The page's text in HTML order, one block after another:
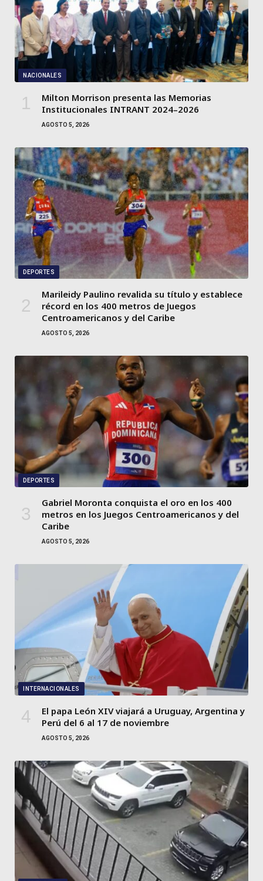
NACIONALES
Milton Morrison presenta las Memorias
Institucionales INTRANT 2024–2026
AGOSTO 5, 2026
DEPORTES
Marileidy Paulino revalida su título y establece
récord en los 400 metros de Juegos
Centroamericanos y del Caribe
AGOSTO 5, 2026
DEPORTES
Gabriel Moronta conquista el oro en los 400
metros en los Juegos Centroamericanos y del
Caribe
AGOSTO 5, 2026
INTERNACIONALES
El papa León XIV viajará a Uruguay, Argentina y
Perú del 6 al 17 de noviembre
AGOSTO 5, 2026